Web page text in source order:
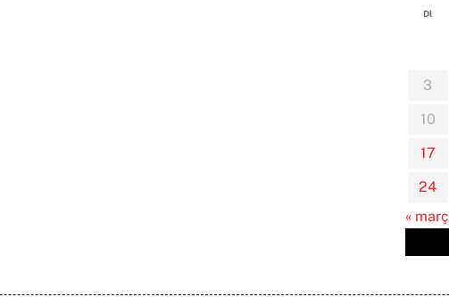
Dl
3
10
17
24
« març